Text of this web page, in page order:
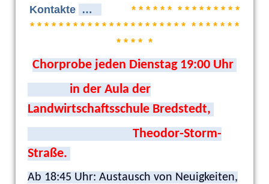
Kontakte …
* * * * * * * * * * * * * * *
* * * * * * * * * * * * * * * * * * * * * * * * * * * * *
* * * * *
Chorprobe jeden Dienstag 19:00 Uhr
in der Aula der
Landwirtschaftsschule Bredstedt,
Theodor-Storm-
Straße.
Ab 18:45 Uhr: Austausch von Neuigkeiten,